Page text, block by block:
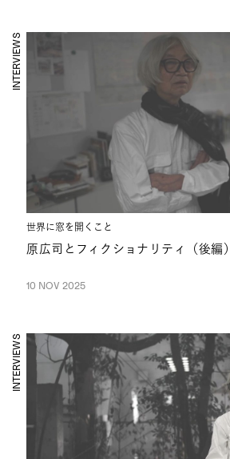
INTERVIEWS
世界に窓を開くこと
原広司とフィクショナリティ（後編）
10 NOV 2025
INTERVIEWS